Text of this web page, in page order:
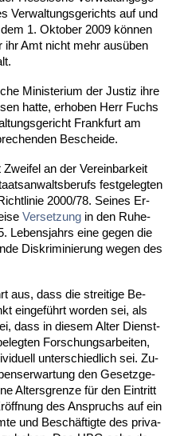
Ver­wal­tungs­ge­richts auf und
1. Ok­to­ber 2009 können
ihr Amt nicht mehr ausüben
Mi­nis­te­ri­um der Jus­tiz ih­re
hat­te, er­ho­ben Herr Fuchs
Frank­furt am
Be­schei­de.
an der Ver­ein­bar­keit
fest­ge­leg­ten
2000/78. Sei­nes Er­
Ver­set­zung in den Ru­he­
Le­bens­jahrs ei­ne ge­gen die
Dis­kri­mi­nie­rung we­gen des
aus, dass die strei­ti­ge Be­
ein­geführt wor­den sei, als
dass in die­sem Al­ter Dienst­
For­schungs­ar­bei­ten,
un­ter­schied­lich sei. Zu­
den Ge­setz­ge­
Al­ters­gren­ze für den Ein­tritt
des An­spruchs auf ein
und Beschäftig­te des pri­va­